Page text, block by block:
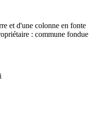
et d'une colonne en fonte
: commune fondue